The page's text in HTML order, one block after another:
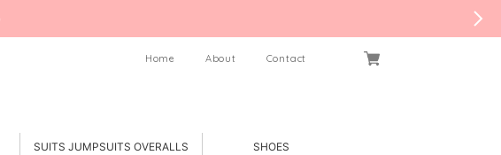
Home About Contact
SUITS JUMPSUITS OVERALLS SHOES